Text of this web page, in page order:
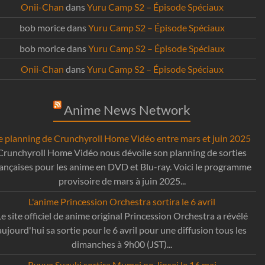
Onii-Chan dansYuru Camp S2 – Épisode Spéciaux
bob moricedansYuru Camp S2 – Épisode Spéciaux
bob moricedansYuru Camp S2 – Épisode Spéciaux
Onii-Chan dansYuru Camp S2 – Épisode Spéciaux
Anime News Network
planning de Crunchyroll Home Vidéo entre mars et juin 2025
Home Vidéo nous dévoile son planning de sorties
pour les anime en DVD et Blu-ray. Voici le programme
provisoire de mars à juin 2025...
L'anime Princession Orchestra sortira le 6 avril
site officiel de anime original Princession Orchestra a révélé
sa sortie pour le 6 avril pour une diffusion tous les
dimanches à 9h00 (JST)...